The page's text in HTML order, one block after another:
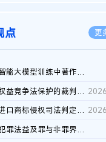
点 更
人工智能大模型训练中著作权的合理使用
数据权益竞争法保护的裁判路径构建
平行进口商标侵权司法判定规则的困境与纾解
商标犯罪法益及罪与非罪界限研究